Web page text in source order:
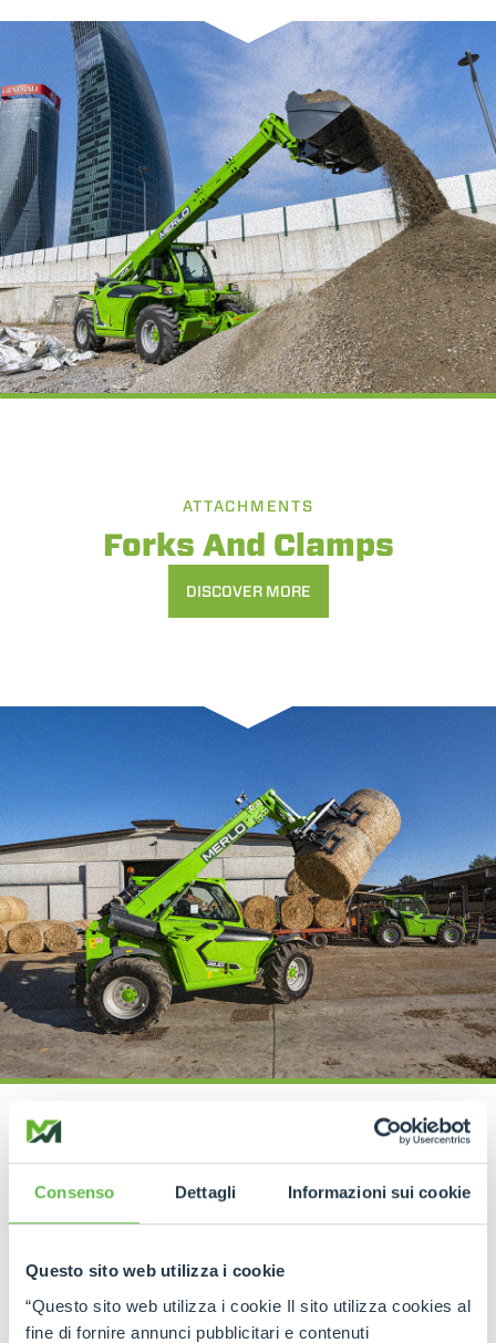
Consenso Dettagli Informazioni sui cookie
Questo sito web utilizza i cookie
“Questo sito web utilizza i cookie Il sito utilizza cookies al
fine di fornire annunci pubblicitari e contenuti
ATTACHMENTS
Forks And Clamps
DISCOVER MORE
ATTACHMENTS
Hooks
DISCOVER MORE